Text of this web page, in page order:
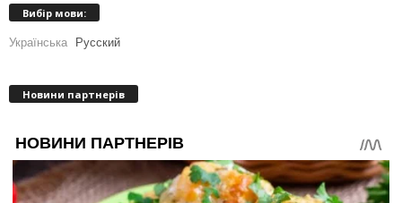
Вибір мови:
Українська Русский
Новини партнерів